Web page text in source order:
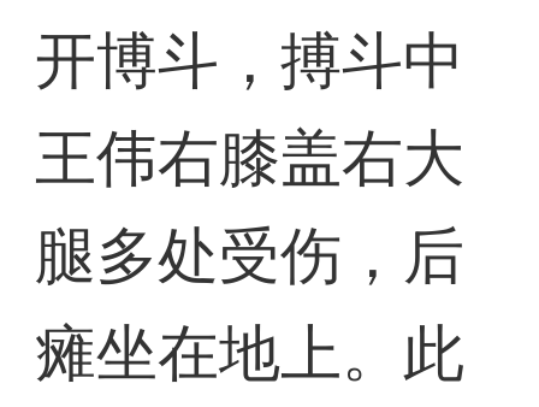
开博斗，搏斗中
王伟右膝盖右大
腿多处受伤，后
瘫坐在地上。此